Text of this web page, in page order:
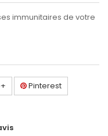
immunitaires de votre
Pinterest